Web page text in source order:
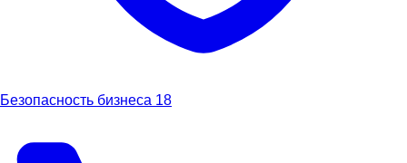
Безопасность бизнеса 18